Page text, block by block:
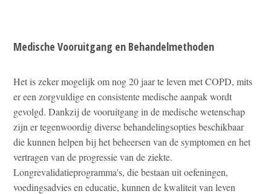
Medische Vooruitgang en Behandelmethoden
Het is zeker mogelijk om nog 20 jaar te leven met COPD, mits
er een zorgvuldige en consistente medische aanpak wordt
gevolgd. Dankzij de vooruitgang in de medische wetenschap
zijn er tegenwoordig diverse behandelingsopties beschikbaar
die kunnen helpen bij het beheersen van de symptomen en het
vertragen van de progressie van de ziekte.
Longrevalidatieprogramma's, die bestaan uit oefeningen,
voedingsadvies en educatie, kunnen de kwaliteit van leven